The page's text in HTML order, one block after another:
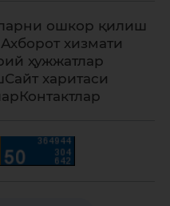
ошкор қилиш
Ахборот хизмати
ҳужжатлар
Сайт харитаси
Контактлар